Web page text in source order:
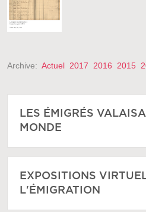
Archive: Actuel 2017 2016 2015
LES ÉMIGRÉS
MONDE
EXPOSITIONS
L'ÉMIGRATION